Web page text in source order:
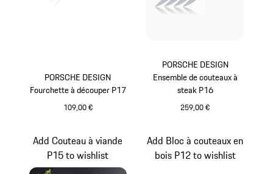
PORSCHE DESIGN
Fourchette à découper P17
109,00 €
PORSCHE DESIGN
Ensemble de couteaux à
steak P16
259,00 €
Add Couteau à viande
P15 to wishlist
Add Bloc à couteaux en
bois P12 to wishlist